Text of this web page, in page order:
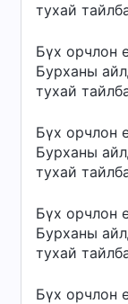
тухай
Бүх орчлон
Бурханы
тухай
Бүх орчлон
Бурханы
тухай
Бүх орчлон
Бурханы
тухай
Бүх орчлон